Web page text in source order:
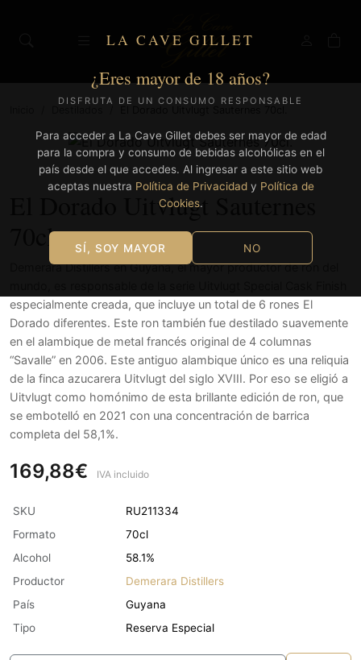
LA CAVE GILLET
¿Eres mayor de 18 años?
DISFRUTA DE UN CONSUMO RESPONSABLE
Para acceder a La Cave Gillet debes ser mayor de edad
para la compra y consumo de bebidas alcohólicas en el
país desde el que accedes. Al ingresar a este sitio web
aceptas nuestra Política de Privacidady Política de
Cookies.
SÍ, SOY MAYOR NO
El Dorado Uitvlugt Sauternes
70cl.
Demerara Distillers en Guyana, el mayor productor de ron del
especialmente creada, que incluye un total de 6 rones El
Dorado diferentes. Este ron también fue destilado suavemente
en el alambique de metal francés original de 4 columnas
“Savalle” en 2006. Este antiguo alambique único es una reliquia
de la finca azucarera Uitvlugt del siglo XVIII. Por eso se eligió a
Uitvlugt como homónimo de esta brillante edición de ron, que
se embotelló en 2021 con una concentración de barrica
completa del 58,1%.
169,88€ IVA incluido
SKU
RU211334
Formato
70cl
Alcohol
58.1%
Productor
Demerara Distillers
País
Guyana
Tipo
Reserva Especial